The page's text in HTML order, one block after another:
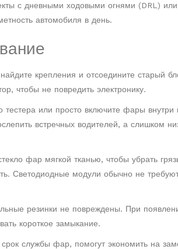
с дневными ходовыми огнями (DRL) или
автомобиля в день.
крепления и отсоедините старый
чтобы не повредить электронику.
или просто включите фары внутри
встречных водителей, а слишком
фар мягкой тканью, чтобы убрать
Светодиодные модули обычно не
резинки не повреждены. При
короткое замыкание.
службы фар, помогут экономить на